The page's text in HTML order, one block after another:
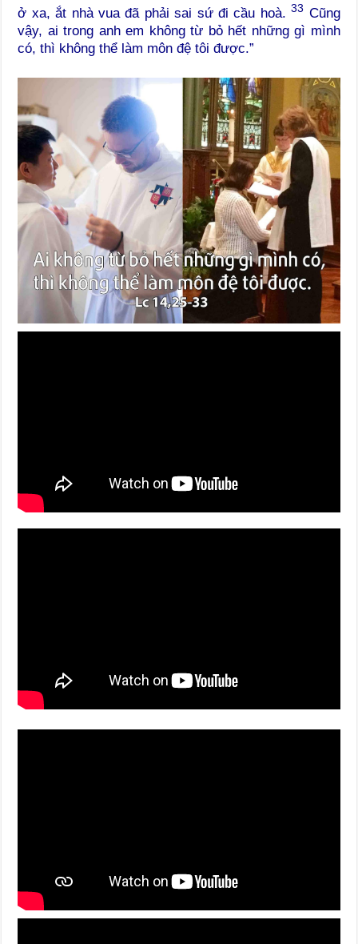
ở xa, ắt nhà vua đã phải sai sứ đi cầu hoà.33 Cũng
vậy, ai trong anh em không từ bỏ hết những gì mình
có, thì không thể làm môn đệ tôi được.”